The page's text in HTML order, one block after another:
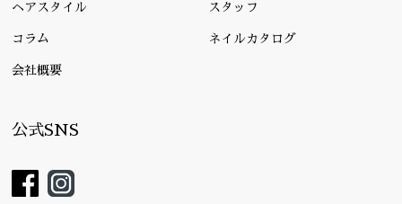
ヘアスタイル スタッフ
コラム ネイルカタログ
会社概要
公式SNS